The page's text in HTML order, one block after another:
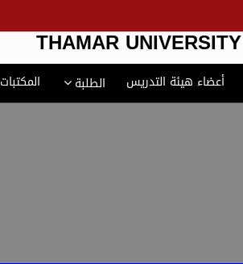
THAMAR UNIVERSITY
أعضاء هيئة التدريس الطلبة المكتبات